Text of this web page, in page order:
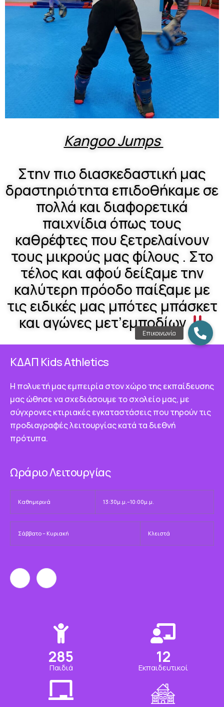
Kangoo Jumps
Στην πιο διασκεδαστική μας
δραστηριότητα επιδοθήκαμε σε
πολλά και διαφορετικά
παιχνίδια όπως τους
καθρέφτες που ξετρελαίνουν
τους μικρούς μας φίλους . Στο
τέλος και αφού δείξαμε την
καλύτερη πρόοδο παίξαμε με
τις ειδικές μας μπότες μπάσκετ
και αγώνες μετ’εμποδίων
ΚΔΑΠ Κids Athletics
Η πολυετή μας εμπειρία στον χώρο της εκπαίδευσης
μας ώθησε να σχεδιάσουμε το σχολείο μας, με
σύγχρονες κτιριακές εγκαταστάσεις που τηρούν τις
προδιαγραφές λειτουργίας κατά τα διεθνή
πρότυπα.
Ωράριο Λειτουργίας
Καθημερινά 13:30μ.μ.–10:00μ.μ.
Σάββατο – Κυριακή Κλειστά
350
Παιδιά
15
Εκπαιδευτικοί